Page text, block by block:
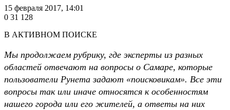
15 февраля 2017, 14:01
0 31 128
В АКТИВНОМ ПОИСКЕ
Мы продолжаем рубрику, где эксперты из разных
областей отвечают на вопросы о Самаре, которые
пользователи Рунета задают «поисковикам». Все эти
вопросы так или иначе относятся к особенностям
нашего города или его жителей, а ответы на них